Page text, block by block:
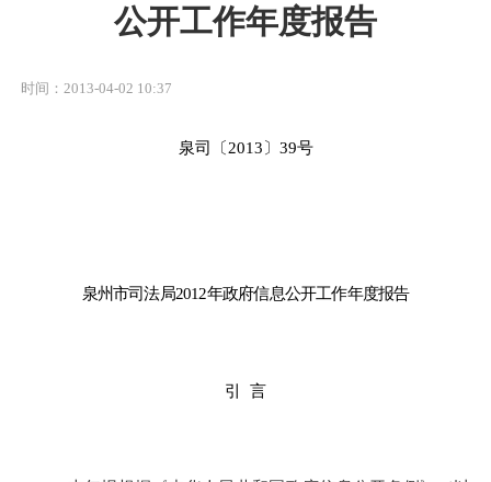
公开工作年度报告
时间：2013-04-02 10:37
泉司〔2013〕39号
泉州市司法局2012年政府信息公开工作年度报告
引 言